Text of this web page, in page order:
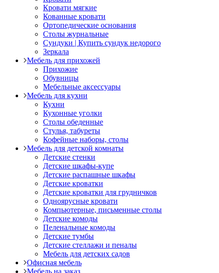
Кровати мягкие
Кованные кровати
Ортопедические основания
Столы журнальные
Сундуки | Купить сундук недорого
Зеркала
Мебель для прихожей
Прихожие
Обувницы
Мебельные аксессуары
Мебель для кухни
Кухни
Кухонные уголки
Столы обеденные
Стулья, табуреты
Кофейные наборы, столы
Мебель для детской комнаты
Детские стенки
Детские шкафы-купе
Детские распашные шкафы
Детские кроватки
Детские кроватки для грудничков
Одноярусные кровати
Компьютерные, письменные столы
Детские комоды
Пеленальные комоды
Детские тумбы
Детские стеллажи и пеналы
Мебель для детских садов
Офисная мебель
Мебель на заказ